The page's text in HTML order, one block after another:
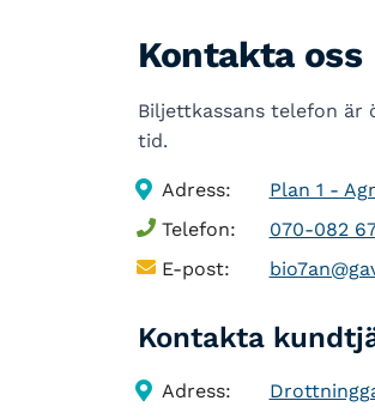
Kontakta oss
Biljettkassans telefon är
tid.
Adress:
Plan 1 -
Telefon:
070-082
E-post:
Kontakta
Adress: